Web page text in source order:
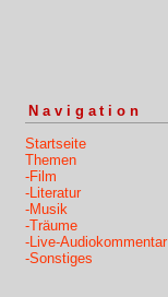
Navigation
Startseite
Themen
-Film
-Literatur
-Musik
-Träume
-Live-Audiokommentar
-Sonstiges